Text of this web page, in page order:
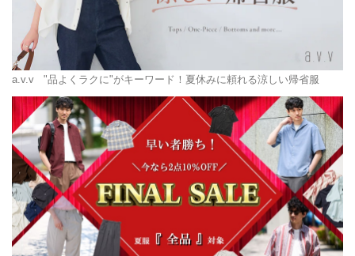
a.v.v "品よくラクに"がキーワード！夏休みに頼れる涼しい帰省服